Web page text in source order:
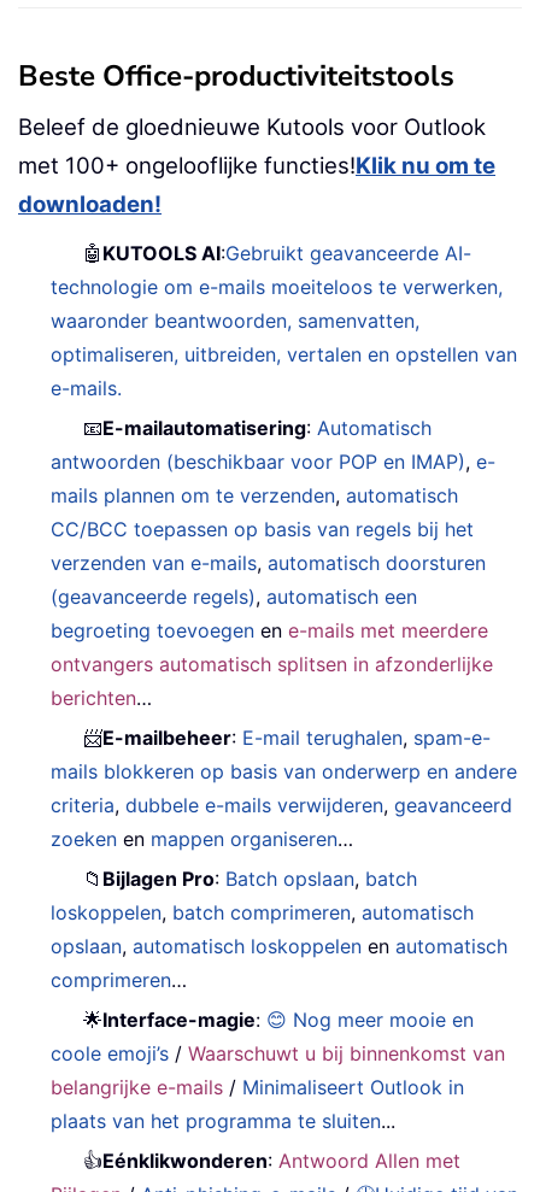
Beste Office-productiviteitstools
Beleef de gloednieuwe Kutools voor Outlook
met 100+ ongelooflijke functies!Klik nu om te
downloaden!
🤖 KUTOOLS AI:Gebruikt geavanceerde AI-
technologie om e-mails moeiteloos te verwerken,
waaronder beantwoorden, samenvatten,
optimaliseren, uitbreiden, vertalen en opstellen van
e-mails.
📧E-mailautomatisering: Automatisch
antwoorden (beschikbaar voor POP en IMAP),e-
mails plannen om te verzenden,automatisch
CC/BCC toepassen op basis van regels bij het
verzenden van e-mails,automatisch doorsturen
(geavanceerde regels),automatisch een
begroeting toevoegen ene-mails met meerdere
ontvangers automatisch splitsen in afzonderlijke
berichten…
📨E-mailbeheer: E-mail terughalen, spam-e-
mails blokkeren op basis van onderwerp en andere
criteria,dubbele e-mails verwijderen,geavanceerd
zoeken en mappen organiseren…
📁 Bijlagen Pro: Batch opslaan, batch
loskoppelen, batch comprimeren,automatisch
opslaan,automatisch loskoppelen enautomatisch
comprimeren…
🌟Interface-magie: 😊 Nog meer mooie en
coole emoji’s /Waarschuwt u bij binnenkomst van
belangrijke e-mails / Minimaliseert Outlook in
plaats van het programma te sluiten...
👍Eénklikwonderen: Antwoord Allen met